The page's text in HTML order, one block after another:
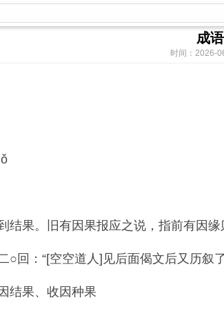
成
时间：2026-
果。旧有因果报应之说，指前有因缘
：“[空空道人]见后面偈文后又历叙
果、收因种果